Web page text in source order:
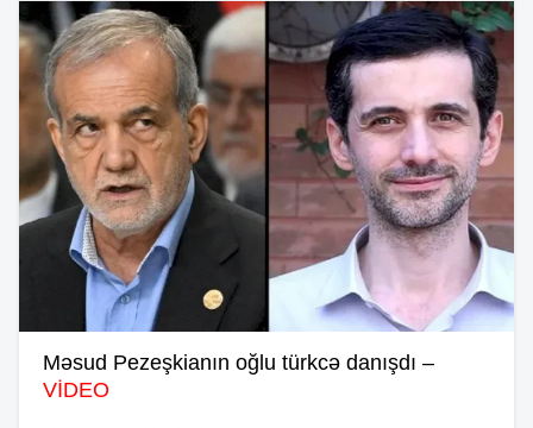
Məsud Pezeşkianın oğlu türkcə danışdı –
VİDEO